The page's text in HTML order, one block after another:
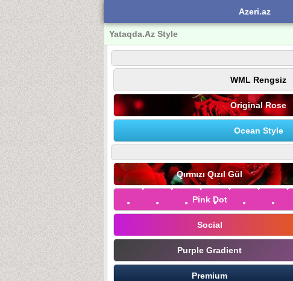
Azeri.az
Yataqda.Az Style
WML Rengsiz
Original Rose
Ocean Style
Qırmızı Qızıl Gül
Pink Dot
Social
Purple Gradient
Premium